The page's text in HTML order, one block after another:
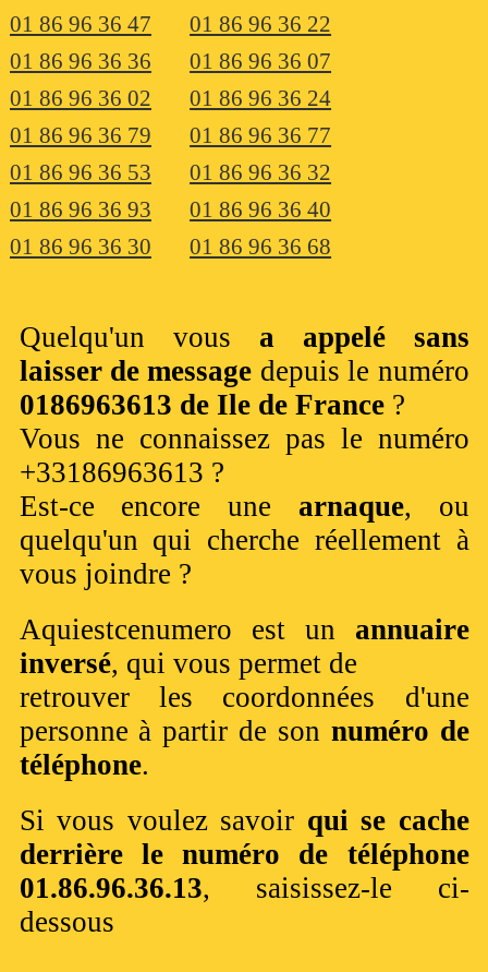
01 86 96 36 47
01 86 96 36 22
01 86 96 36 36
01 86 96 36 07
01 86 96 36 02
01 86 96 36 24
01 86 96 36 79
01 86 96 36 77
01 86 96 36 53
01 86 96 36 32
01 86 96 36 93
01 86 96 36 40
01 86 96 36 30
01 86 96 36 68
Quelqu'un vous a appelé sans
laisser de message depuis le numéro
0186963613 de Ile de France?
Vous ne connaissez pas le numéro
+33186963613 ?
Est-ce encore une arnaque, ou
quelqu'un qui cherche réellement à
vous joindre ?
Aquiestcenumero est un annuaire
inversé, qui vous permet de
retrouver les coordonnées d'une
personne à partir de son numéro de
téléphone.
Si vous voulez savoir qui se cache
derrière le numéro de téléphone
01.86.96.36.13, saisissez-le ci-
dessous